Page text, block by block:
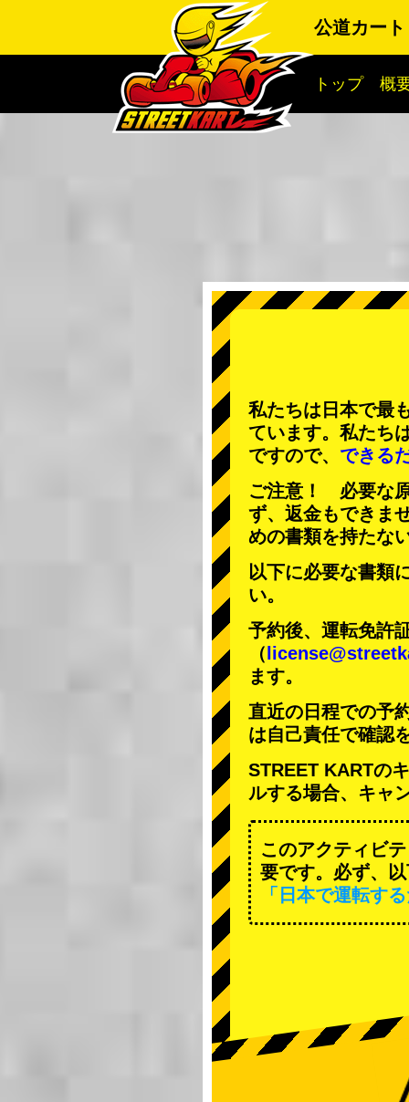
公道カー
トップ 概
私たちは日本で最
ています。私たち
ですので、 できる
ご注意！ 必要な
ず、返金もできま
めの書類を持たな
以下に必要な書類
い。
予約後、運転免許
（
ます。
直近の日程での予
は自己責任で確認
STREET KARTの
ルする場合、キャ
このアクティビ
要です。必ず、
「日本で運転す